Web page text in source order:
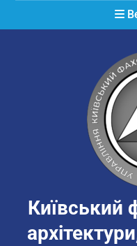
Київський